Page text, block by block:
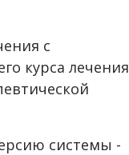
с
курса лечения
системы -